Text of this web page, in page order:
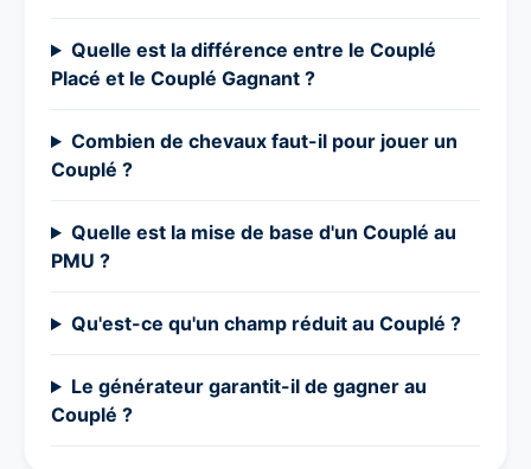
Quelle est la différence entre le Couplé
Placé et le Couplé Gagnant ?
Combien de chevaux faut-il pour jouer un
Couplé ?
Quelle est la mise de base d'un Couplé au
PMU ?
Qu'est-ce qu'un champ réduit au Couplé ?
Le générateur garantit-il de gagner au
Couplé ?